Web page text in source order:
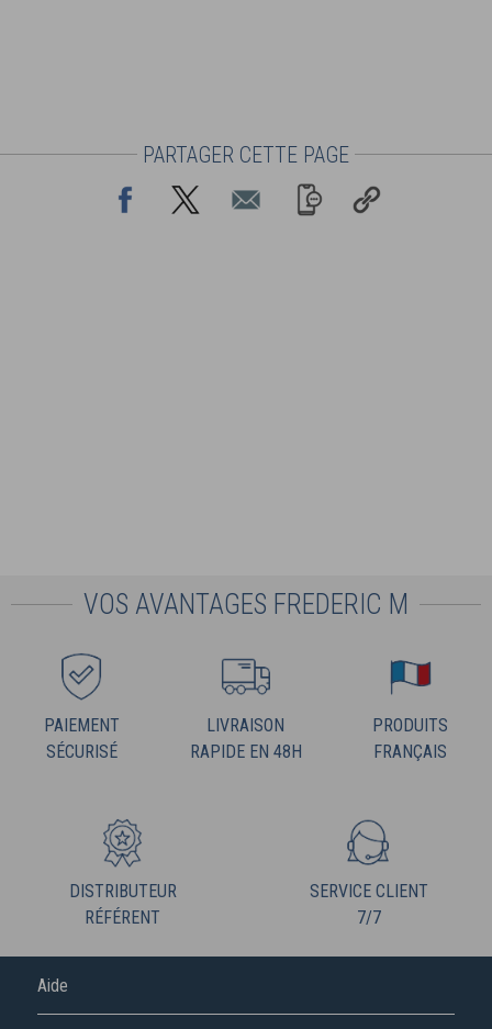
PARTAGER CETTE PAGE
VOS AVANTAGES FREDERIC M
PAIEMENT
SÉCURISÉ
LIVRAISON
RAPIDE EN 48H
PRODUITS
FRANÇAIS
DISTRIBUTEUR
RÉFÉRENT
SERVICE CLIENT
7/7
Aide